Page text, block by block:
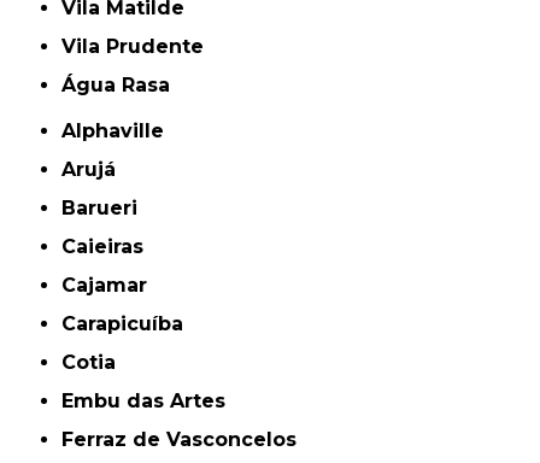
Vila Matilde
Vila Prudente
Água Rasa
Alphaville
Arujá
Barueri
Caieiras
Cajamar
Carapicuíba
Cotia
Embu das Artes
Ferraz de Vasconcelos